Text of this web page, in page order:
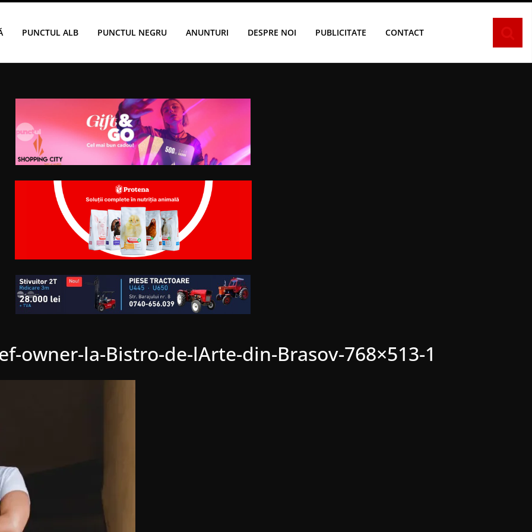
PUNCTUL ALB PUNCTUL NEGRU ANUNTURI DESPRE NOI PUBLICITATE CONTACT
owner-la-Bistro-de-lArte-din-Brasov-768×513-1